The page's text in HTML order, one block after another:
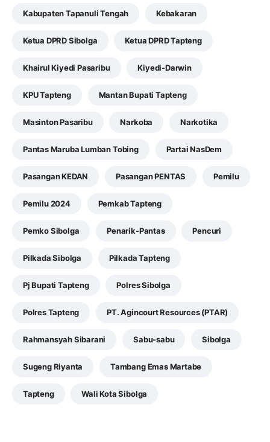
Kabupaten Tapanuli Tengah Kebakaran
Ketua DPRD Sibolga Ketua DPRD Tapteng
Khairul Kiyedi Pasaribu Kiyedi-Darwin
KPU Tapteng Mantan Bupati Tapteng
Masinton Pasaribu Narkoba Narkotika
Pantas Maruba Lumban Tobing Partai NasDem
Pasangan KEDAN Pasangan PENTAS Pemilu
Pemilu 2024 Pemkab Tapteng
Pemko Sibolga Penarik-Pantas Pencuri
Pilkada Sibolga Pilkada Tapteng
Pj Bupati Tapteng Polres Sibolga
Polres Tapteng PT. Agincourt Resources (PTAR)
Rahmansyah Sibarani Sabu-sabu Sibolga
Sugeng Riyanta Tambang Emas Martabe
Tapteng Wali Kota Sibolga